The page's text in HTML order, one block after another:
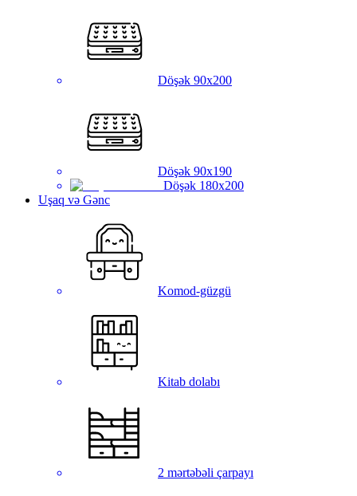
Döşək 90x200
Döşək 90x190
Döşək 180x200
Uşaq və Gənc
Komod-güzgü
Kitab dolabı
2 mərtəbəli çarpayı